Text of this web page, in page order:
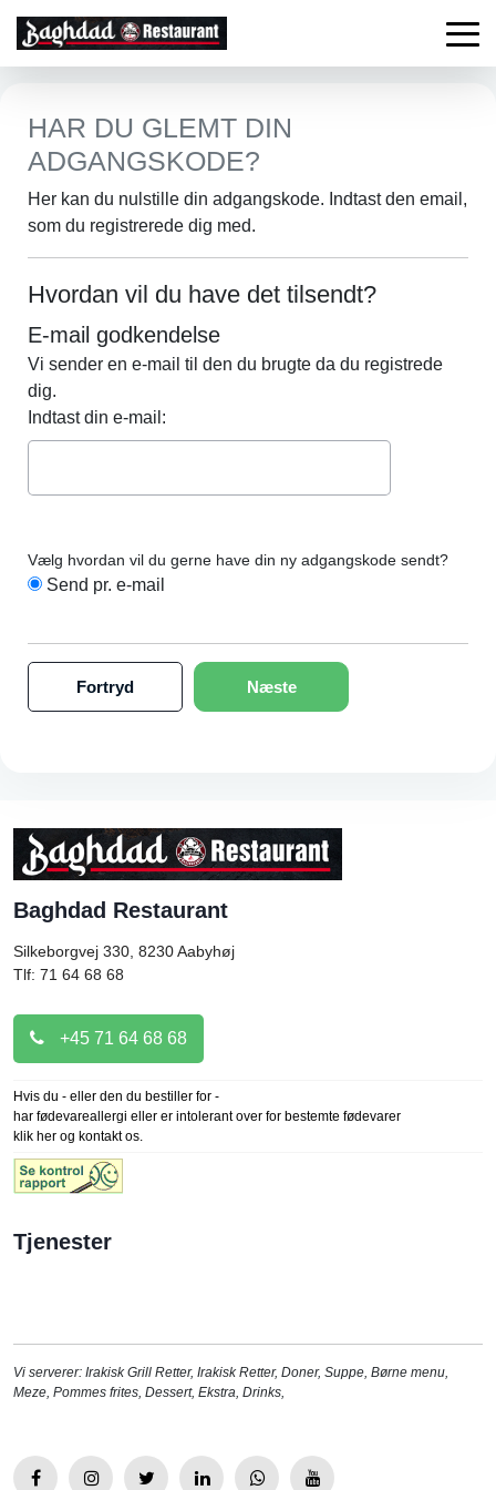
HAR DU GLEMT DIN
ADGANGSKODE?
Her kan du nulstille din adgangskode. Indtast den email,
som du registrerede dig med.
Hvordan vil du have det tilsendt?
E-mail godkendelse
Vi sender en e-mail til den du brugte da du registrede
dig.
Indtast din e-mail:
Vælg hvordan vil du gerne have din ny adgangskode sendt?
Send pr. e-mail
Fortryd Næste
Baghdad Restaurant
Silkeborgvej 330, 8230Aabyhøj
Tlf: 71 64 68 68
+45 71 64 68 68
Hvis du - eller den du bestiller for -
har fødevareallergi eller er intolerant over for bestemte fødevarer
klik her og kontakt os.
Tjenester
Vi serverer: Irakisk Grill Retter, Irakisk Retter, Doner, Suppe, Børne menu,
Meze, Pommes frites, Dessert, Ekstra, Drinks,